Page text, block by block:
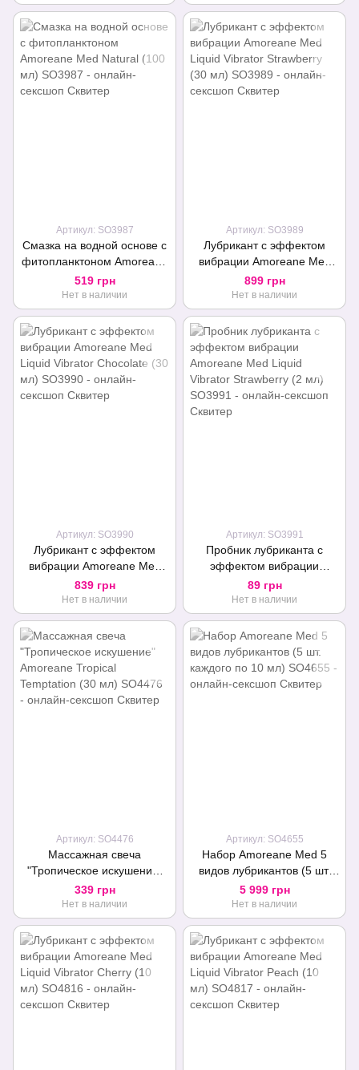
дозатор
Артикул: SO3987
Смазка на водной основе с
фитопланктоном Amoreane
Med Natural (100 мл)
519 грн
Нет в наличии
Артикул: SO3989
Лубрикант с эффектом
вибрации Amoreane Med
Liquid Vibrator Strawberry
(30 мл)
899 грн
Нет в наличии
Артикул: SO3990
Лубрикант с эффектом
вибрации Amoreane Med
Liquid Vibrator Chocolate (30
мл)
839 грн
Нет в наличии
Артикул: SO3991
Пробник лубриканта с
эффектом вибрации
Amoreane Med Liquid
Vibrator Strawberry (2 мл)
89 грн
Нет в наличии
Артикул: SO4476
Массажная свеча
"Тропическое искушение"
Amoreane Tropical
Temptation (30 мл)
339 грн
Нет в наличии
Артикул: SO4655
Набор Amoreane Med 5
видов лубрикантов (5 шт.
каждого по 10 мл)
5 999 грн
Нет в наличии